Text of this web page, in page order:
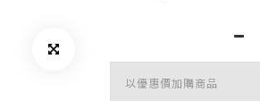
以優惠價加購商品